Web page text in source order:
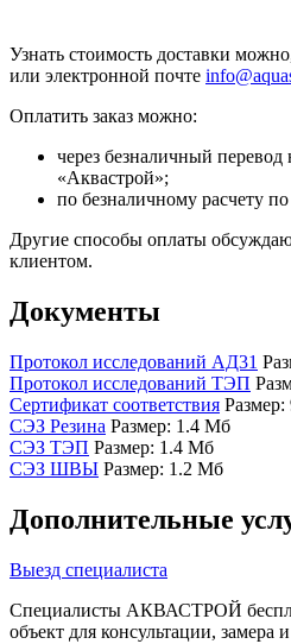
Узнать стоимость доставки
или электронной почте
Оплатить заказ можно:
через безналичный
«Аквастрой»;
по безналичному расчету
Другие способы оплаты
клиентом.
Документы
Протокол исследований АД31
Протокол исследований ТЭП
Сертификат соответствия
СЭЗ Резина Размер: 1.4 Мб
СЭЗ ТЭП Размер: 1.4 Мб
СЭЗ ШВЫ Размер: 1.2 Мб
Дополнительные
Выезд специалиста
Специалисты АКВАСТРОЙ
объект для консультации, замера